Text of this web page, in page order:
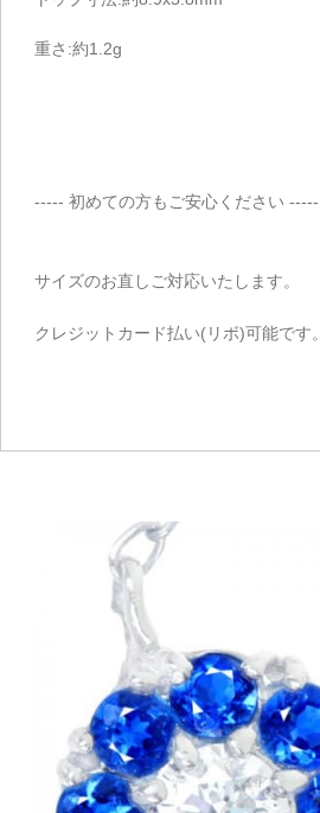
重さ:約1.2g
----- 初めての方もご安心ください -----
サイズのお直しご対応いたします。
クレジットカード払い(リボ)可能です。